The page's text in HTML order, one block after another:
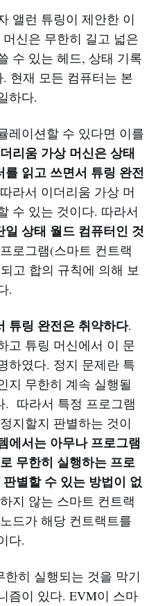
앨런 튜링이 제안한 이
신은 무한히 길고 넓은
수 있는 헤드, 상태 기록
현재 모든 컴퓨터는 본
하다.
레이션할 수 있다면 이를
리움 가상 머신은 상태
읽고 쓰면서 튜링 완전
따라서 이더리움 가상 머
수 있는 것이다. 따라서
상태 월드 컴퓨터인 것
로그램(스마트 컨트랙
고 합의 규칙에 의해 보
.
튜링 완전은 취약하다.
고 튜링 머신에서 이 문
하였다. 정지 문제란 특
지 무한히 계속 실행될
. 따라서 특정 프로그램
지할지 판별하는 것이
에서는 아무나 프로그램
무한히 실행하는 프로
별할 수 있는 방법이 없
지 않는 스마트 컨트랙
드가 해당 컨트랙트를
다.
히 실행되는 것을 막기
즘이 있다. EVM이 스마